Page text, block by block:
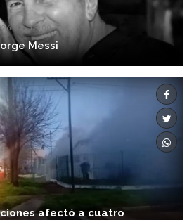
13:53:00
Messi
afectó a cuatro